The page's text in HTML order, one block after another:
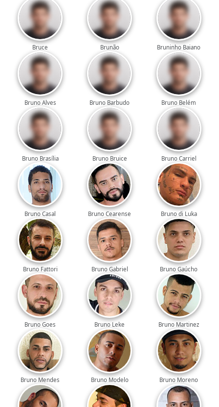
Bruce Brunão Bruninho Baiano
Bruno Alves Bruno Barbudo Bruno Belém
Bruno Brasília Bruno Bruice Bruno Carriel
Bruno Casal Bruno Cearense Bruno di Luka
Bruno Fattori Bruno Gabriel Bruno Gaúcho
Bruno Goes Bruno Leke Bruno Martinez
Bruno Mendes Bruno Modelo Bruno Moreno